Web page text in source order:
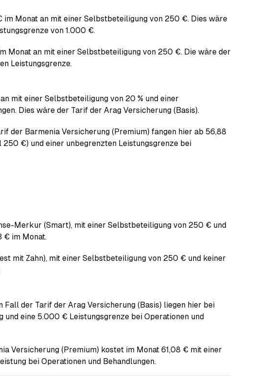
Monat an mit einer Selbstbeteiligung von 250 €. Dies wäre
von 1.000 €.
Monat an mit einer Selbstbeteiligung von 250 €. Die wäre der
Leistungsgrenze.
mit einer Selbstbeteiligung von 20 % und einer
Dies wäre der Tarif der Arag Versicherung (Basis).
der Barmenia Versicherung (Premium) fangen hier ab 56,88
€) und einer unbegrenzten Leistungsgrenze bei
Merkur (Smart), mit einer Selbstbeteiligung von 250 € und
€ im Monat.
mit Zahn), mit einer Selbstbeteiligung von 250 € und keiner
der Tarif der Arag Versicherung (Basis) liegen hier bei
eine 5.000 € Leistungsgrenze bei Operationen und
Versicherung (Premium) kostet im Monat 61,08 € mit einer
bei Operationen und Behandlungen.